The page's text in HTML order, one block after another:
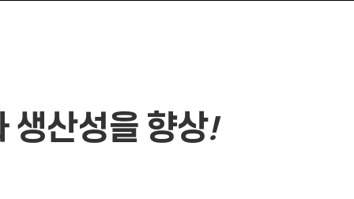
생산성을 향상!